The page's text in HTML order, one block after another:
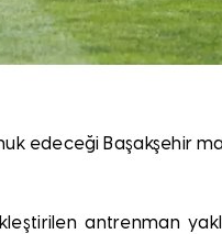
edeceği Başakşehir
antrenman